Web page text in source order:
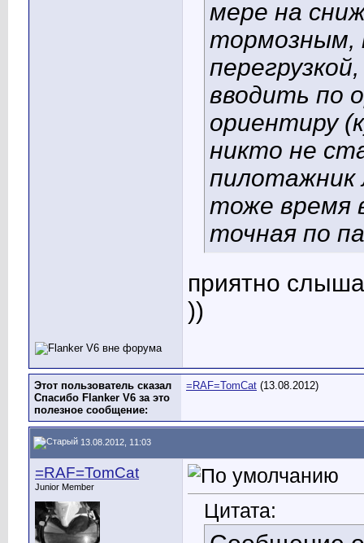
мере на
тормозным,
вводить по
ориентиру
никто не
пилотажник
тоже время
точная по
приятно
))
Этот пользователь сказал
Спасибо Flanker V6 за это
полезное сообщение:
=RAF=TomCat (13.08.2012)
13.08.2012, 11:03
=RAF=TomCat
Junior Member
Цитата: